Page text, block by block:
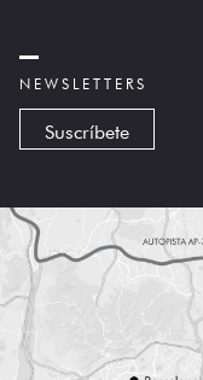
NEWSLETTERS
Suscríbete